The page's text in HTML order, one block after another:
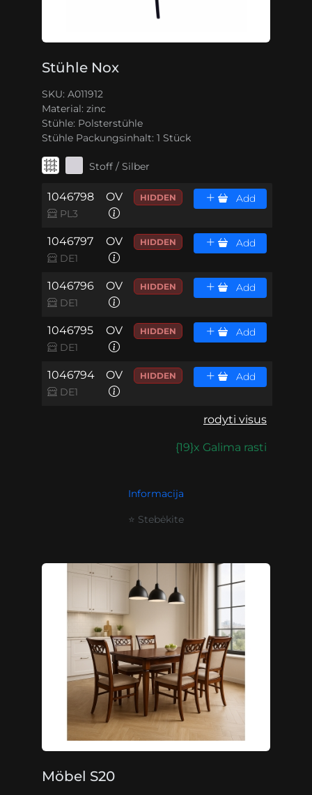
Stühle Nox
SKU: A011912
Material: zinc
Stühle: Polsterstühle
Stühle Packungsinhalt: 1 Stück
Stoff / Silber
1046798
PL3
OV HIDDEN Add
1046797
DE1
OV HIDDEN Add
1046796
DE1
OV HIDDEN Add
1046795
DE1
OV HIDDEN Add
1046794
DE1
OV HIDDEN Add
rodyti visus
{19}x Galima rasti
Informacija
⭐ Stebėkite
Möbel S20